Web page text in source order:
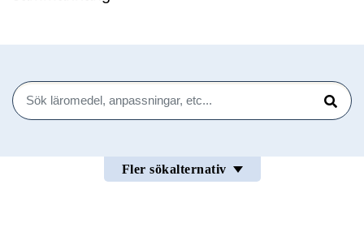
Sök
Sök
Fler sökalternativ